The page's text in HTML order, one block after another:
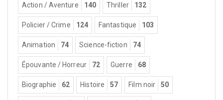
Action / Aventure 140 Thriller 132
Policier / Crime 124 Fantastique 103
Animation 74 Science-fiction 74
Épouvante / Horreur 72 Guerre 68
Biographie 62 Histoire 57 Film noir 50